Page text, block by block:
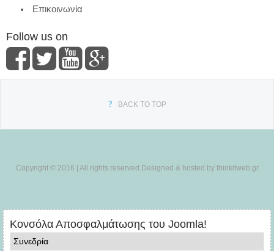
Επικοινωνία
Follow us on
BACK TO TOP
Copyright © 2016 | All rights reserved.Designed & hosted by thinkitweb.gr
Κονσόλα Αποσφαλμάτωσης του Joomla!
Συνεδρία